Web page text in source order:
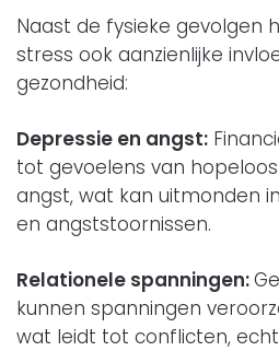
Naast de fysieke gevolgen
stress ook aanzienlijke
gezondheid:
Depressie en angst:
tot gevoelens van
angst, wat kan uitmonden
en angststoornissen.
Relationele spanningen:
kunnen spanningen
wat leidt tot conflicten,